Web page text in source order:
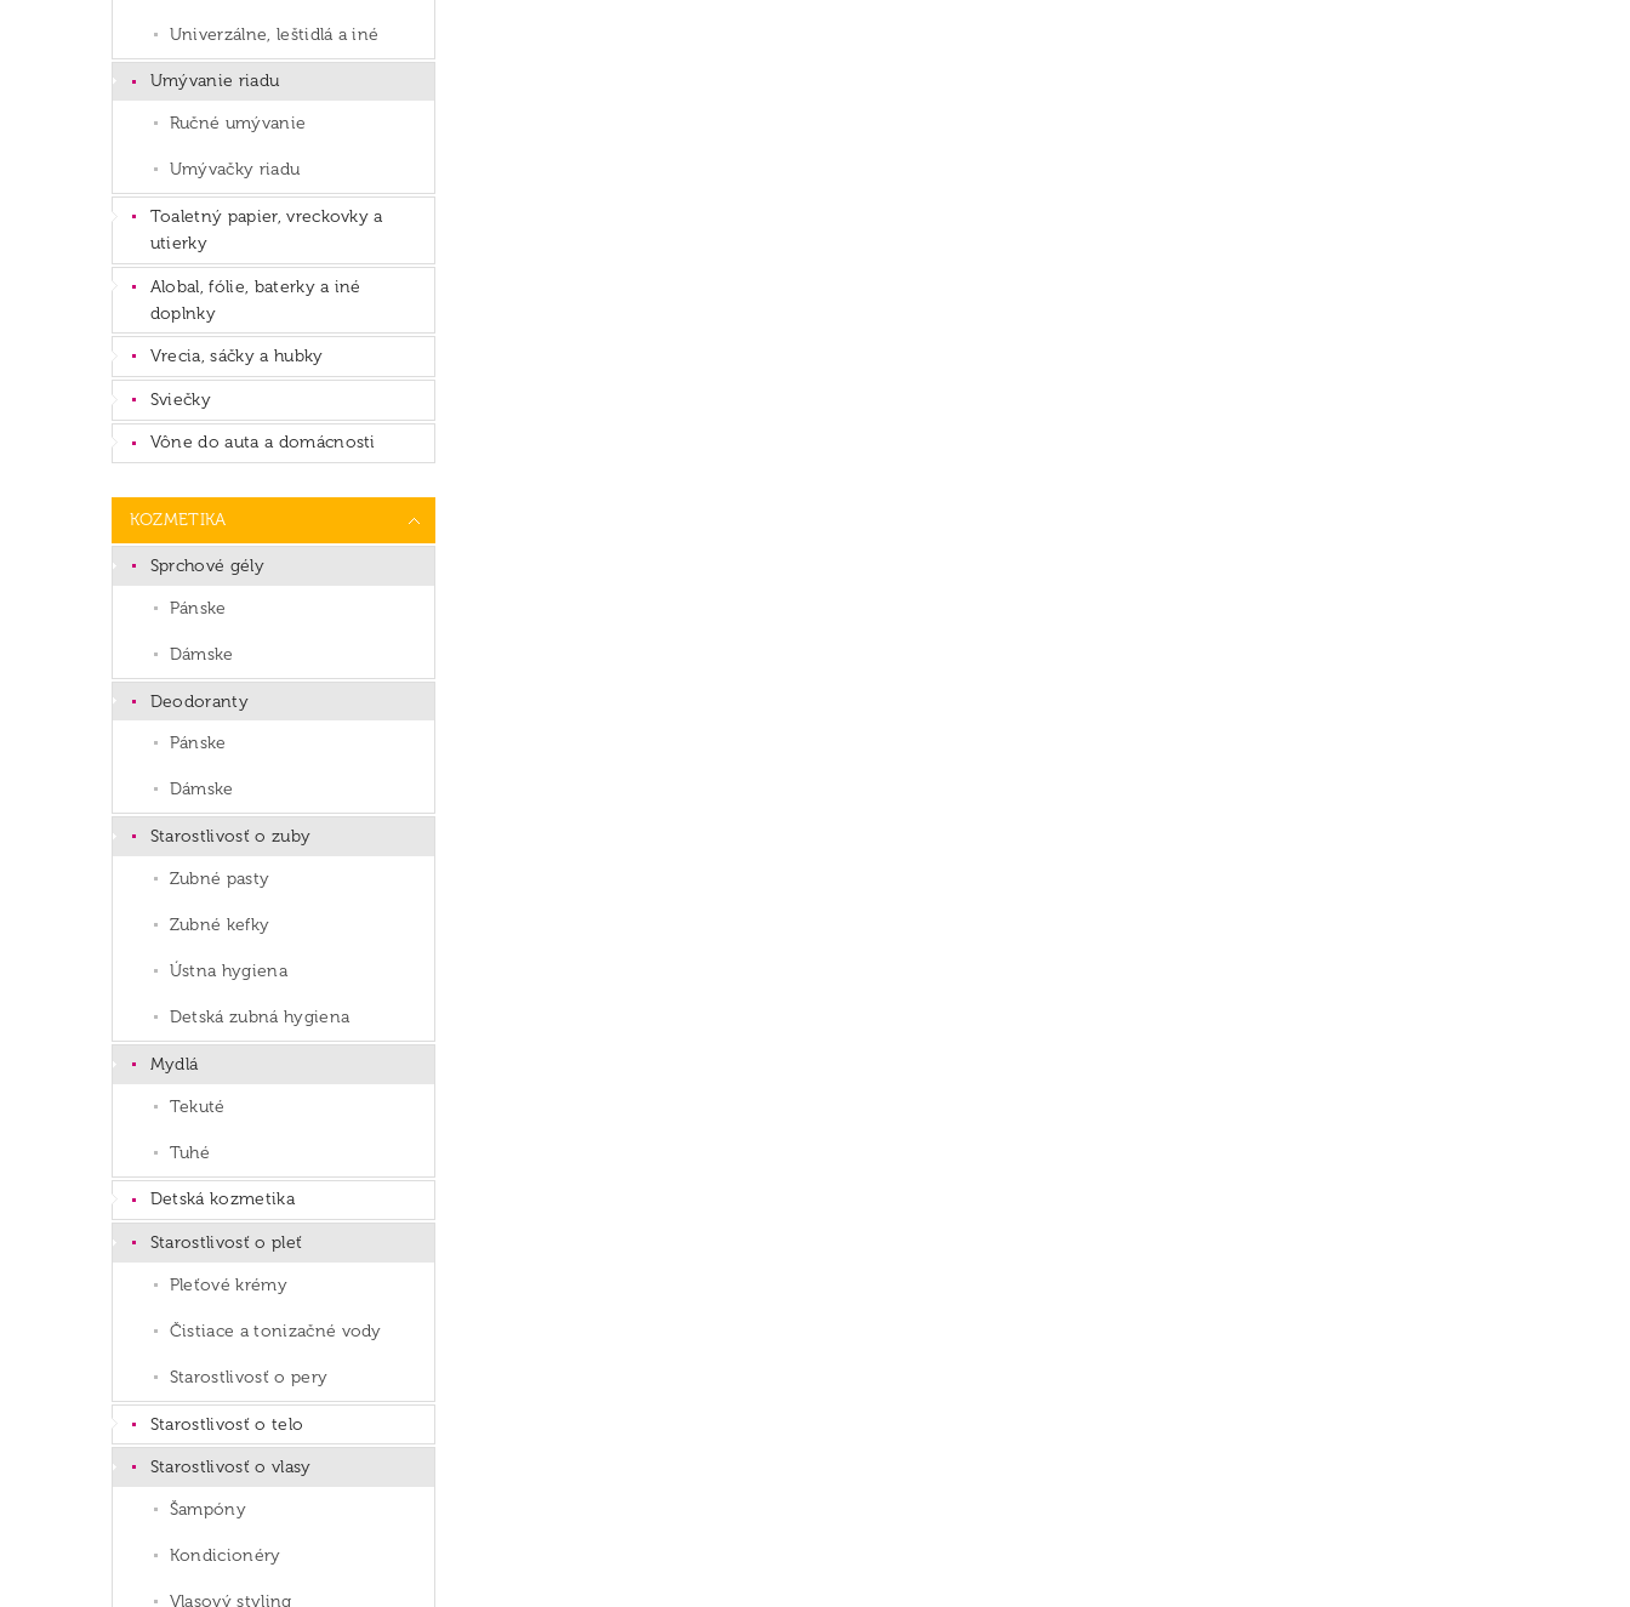
Univerzálne, leštidlá a iné
Umývanie riadu
Ručné umývanie
Umývačky riadu
Toaletný papier, vreckovky a
utierky
Alobal, fólie, baterky a iné
doplnky
Vrecia, sáčky a hubky
Sviečky
Vône do auta a domácnosti
KOZMETIKA
Sprchové gély
Pánske
Dámske
Deodoranty
Pánske
Dámske
Starostlivosť o zuby
Zubné pasty
Zubné kefky
Ústna hygiena
Detská zubná hygiena
Mydlá
Tekuté
Tuhé
Detská kozmetika
Starostlivosť o pleť
Pleťové krémy
Čistiace a tonizačné vody
Starostlivosť o pery
Starostlivosť o telo
Starostlivosť o vlasy
Šampóny
Kondicionéry
Vlasový styling